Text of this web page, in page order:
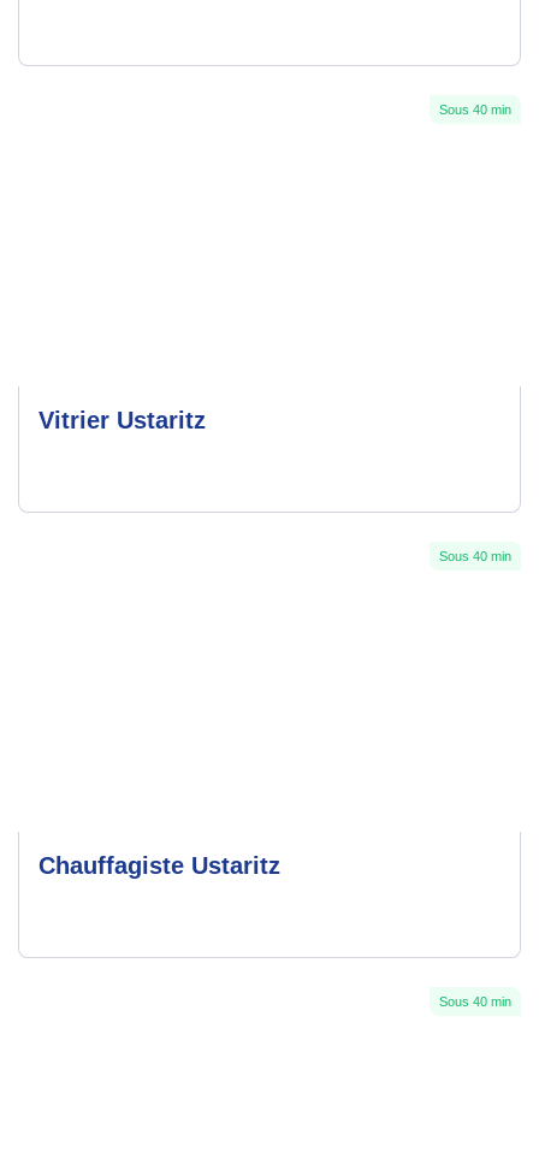
Sous 40 min
Vitrier Ustaritz
Sous 40 min
Chauffagiste Ustaritz
Sous 40 min